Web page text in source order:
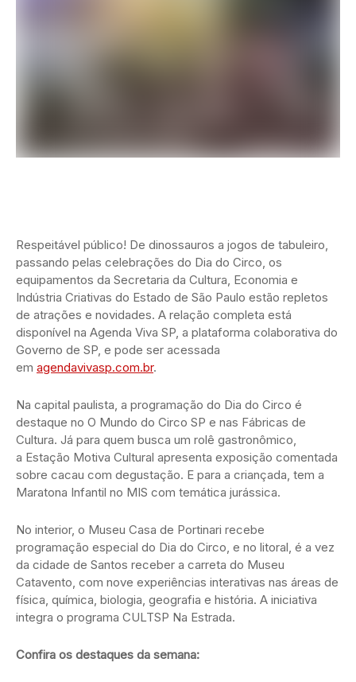
Respeitável público! De dinossauros a jogos de tabuleiro,
passando pelas celebrações do Dia do Circo, os
equipamentos da Secretaria da Cultura, Economia e
Indústria Criativas do Estado de São Paulo estão repletos
de atrações e novidades. A relação completa está
disponível na Agenda Viva SP, a plataforma colaborativa do
Governo de SP, e pode ser acessada
em agendavivasp.com.br.
Na capital paulista, a programação do Dia do Circo é
destaque no O Mundo do Circo SP e nas Fábricas de
Cultura. Já para quem busca um rolê gastronômico,
a Estação Motiva Cultural apresenta exposição comentada
sobre cacau com degustação. E para a criançada, tem a
Maratona Infantil no MIS com temática jurássica.
No interior, o Museu Casa de Portinari recebe
programação especial do Dia do Circo, e no litoral, é a vez
da cidade de Santos receber a carreta do Museu
Catavento, com nove experiências interativas nas áreas de
física, química, biologia, geografia e história. A iniciativa
integra o programa CULTSP Na Estrada.
Confira os destaques da semana: